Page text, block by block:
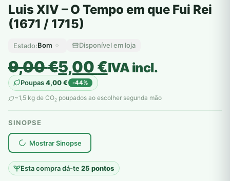
Luis XIV – O Tempo em que Fui Rei
(1671 / 1715)
Estado:Bom Disponível em loja
9,00€
O
preço
original
era:
9,00 €.
5,00€
O
preço
atual
é:
5,00 €.
IVA incl.
Poupas4,00€ -44%
~1,5 kg de CO2 poupados ao escolher segunda mão
SINOPSE
Mostrar Sinopse
Esta compra dá-te25 pontos
plantar árvores reais